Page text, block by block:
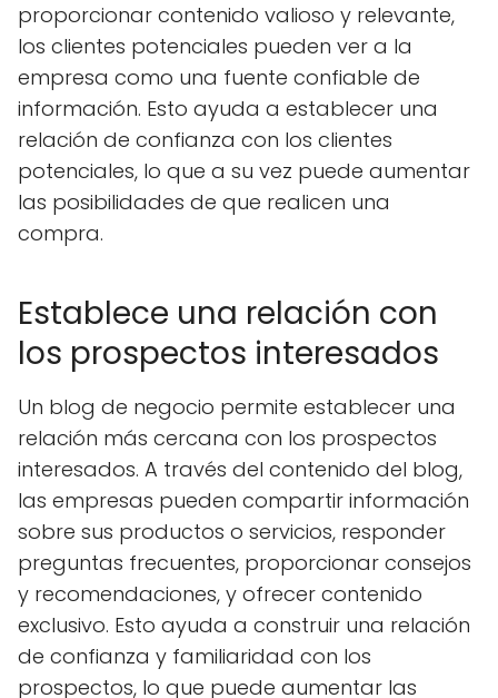
proporcionar contenido valioso y relevante,
los clientes potenciales pueden ver a la
empresa como una fuente confiable de
información. Esto ayuda a establecer una
relación de confianza con los clientes
potenciales, lo que a su vez puede aumentar
las posibilidades de que realicen una
compra.
Establece una relación con
los prospectos interesados
Un blog de negocio permite establecer una
relación más cercana con los prospectos
interesados. A través del contenido del blog,
las empresas pueden compartir información
sobre sus productos o servicios, responder
preguntas frecuentes, proporcionar consejos
y recomendaciones, y ofrecer contenido
exclusivo. Esto ayuda a construir una relación
de confianza y familiaridad con los
prospectos, lo que puede aumentar las